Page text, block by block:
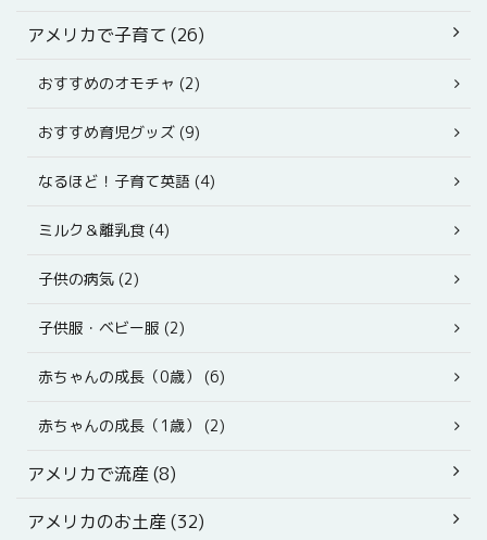
アメリカで子育て (26)
おすすめのオモチャ (2)
おすすめ育児グッズ (9)
なるほど！子育て英語 (4)
ミルク＆離乳食 (4)
子供の病気 (2)
子供服・ベビー服 (2)
赤ちゃんの成長（0歳） (6)
赤ちゃんの成長（1歳） (2)
アメリカで流産 (8)
アメリカのお土産 (32)